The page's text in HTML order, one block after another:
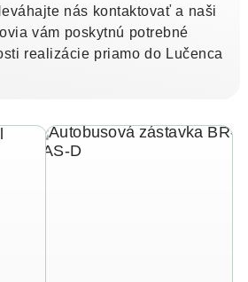
nás kontaktovať a naši
vám poskytnú potrebné
realizácie priamo do Lučenca